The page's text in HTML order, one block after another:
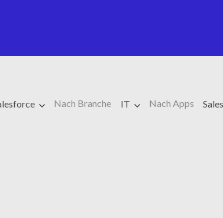
Nach Branche IT Nach Apps